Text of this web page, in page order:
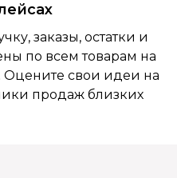
заказы, остатки и
по всем товарам на
Оцените свои идеи на
продаж близких